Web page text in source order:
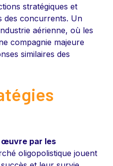
stratégiques et
des concurrents. Un
aérienne, où les
compagnie majeure
similaires des
œuvre par les
oligopolistique jouent